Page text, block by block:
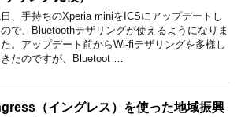
、手持ちのXperia miniをICSにアップデートし
で、Bluetoothテザリングが使えるようになりま
た。アップデート前からWi-fiテザリングを多様し
たのですが、Bluetoot …
（イングレス）を使った地域振興